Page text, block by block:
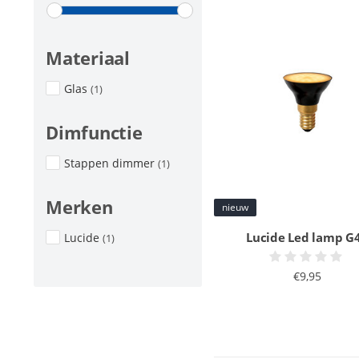
Materiaal
Glas (1)
Dimfunctie
Stappen dimmer (1)
Merken
Lucide (1)
nieuw
Lucide Led lamp
€9,95